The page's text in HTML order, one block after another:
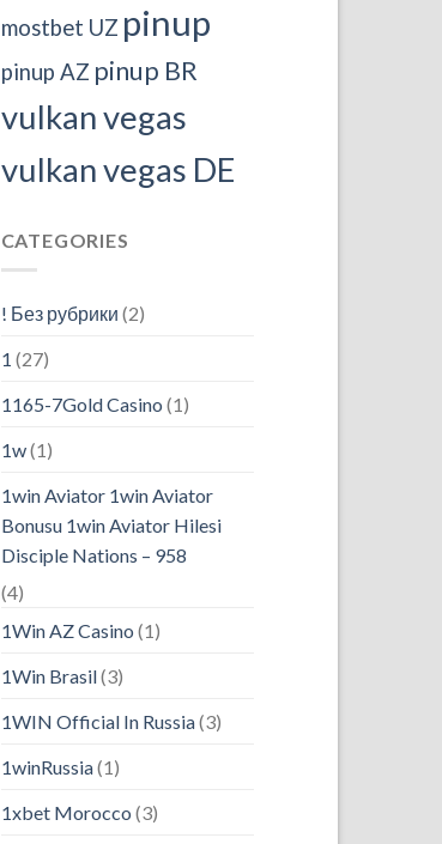
mostbet UZ pinup
pinup AZ pinup BR
vulkan vegas
vulkan vegas DE
CATEGORIES
! Без рубрики (2)
1 (27)
1165-7Gold Casino (1)
1w(1)
1win Aviator 1win Aviator
Bonusu 1win Aviator Hilesi
Disciple Nations – 958
(4)
1Win AZ Casino (1)
1Win Brasil(3)
1WIN Official In Russia(3)
1winRussia(1)
1xbet Morocco (3)